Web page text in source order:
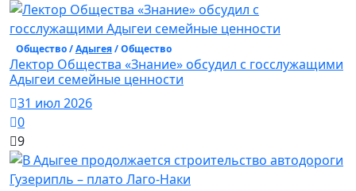
Общество /Адыгея/ Общество
Лектор Общества «Знание» обсудил с госслужащими
Адыгеи семейные ценности
31 июл 2026
0
9